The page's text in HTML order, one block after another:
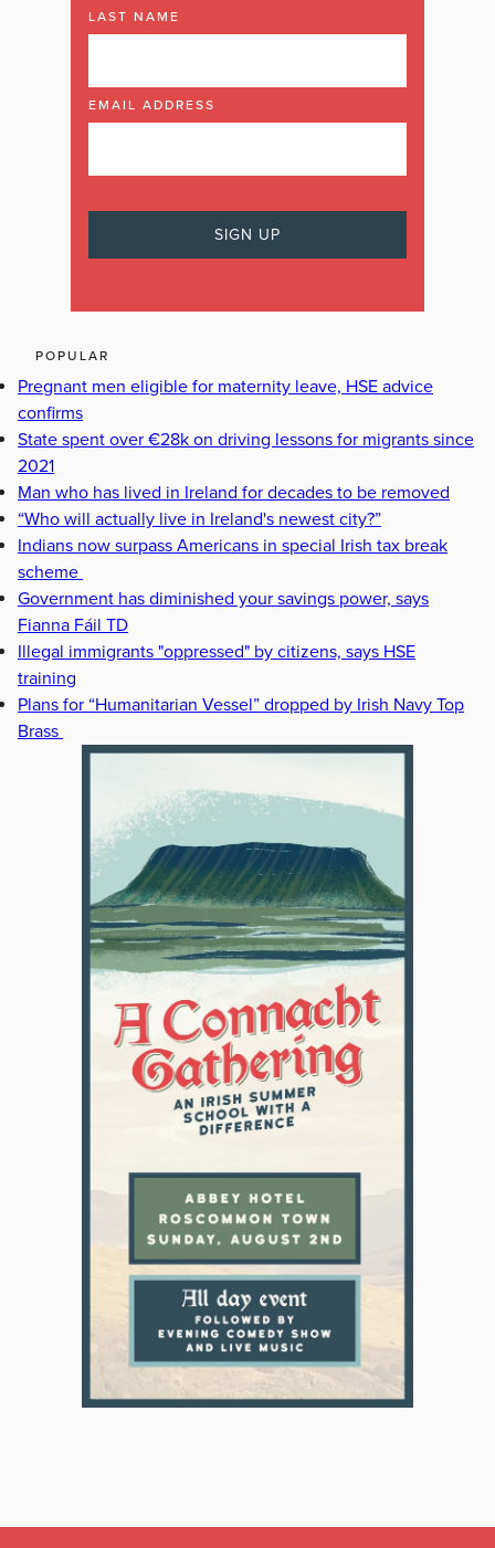
LAST NAME
EMAIL ADDRESS
POPULAR
Pregnant men eligible for maternity leave, HSE advice
confirms
State spent over €28k on driving lessons for migrants since
2021
Man who has lived in Ireland for decades to be removed
“Who will actually live in Ireland's newest city?”
Indians now surpass Americans in special Irish tax break
scheme
Government has diminished your savings power, says
Fianna Fáil TD
Illegal immigrants "oppressed" by citizens, says HSE
training
Plans for “Humanitarian Vessel” dropped by Irish Navy Top
Brass